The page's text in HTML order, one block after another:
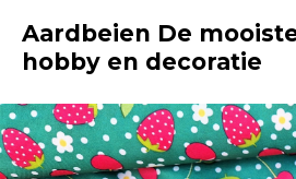
Kinderstoffen
Kinderkamer
Aardbeien De
hobby en decoratie